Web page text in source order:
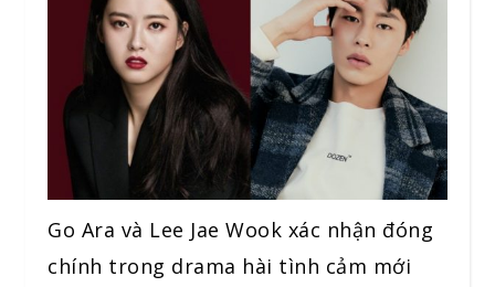
Go Ara và Lee Jae Wook xác nhận đóng
chính trong drama hài tình cảm mới